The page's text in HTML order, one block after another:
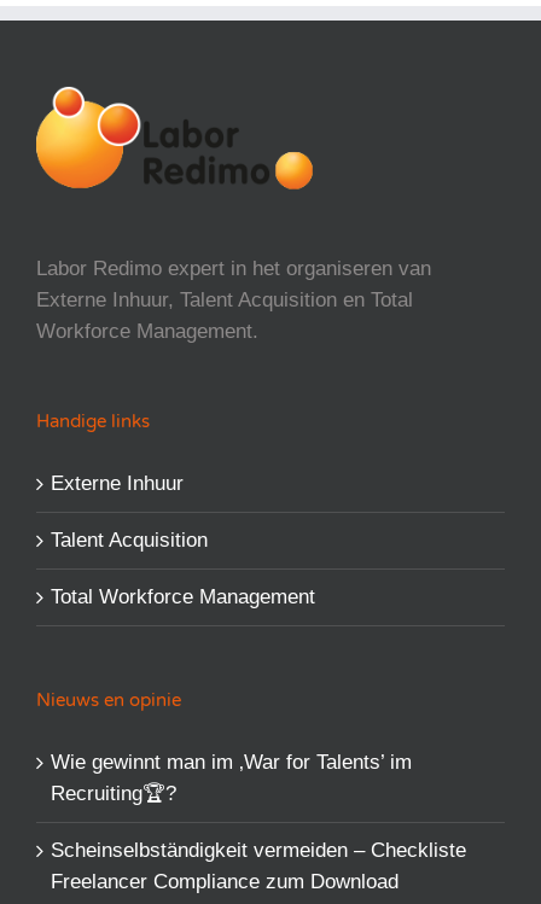
Labor Redimo expert in het organiseren van
Externe Inhuur, Talent Acquisition en Total
Workforce Management.
Handige links
Externe Inhuur
Talent Acquisition
Total Workforce Management
Nieuws en opinie
Wie gewinnt man im ‚War for Talents’​ im
Recruiting🏆?
Scheinselbständigkeit vermeiden – Checkliste
Freelancer Compliance zum Download